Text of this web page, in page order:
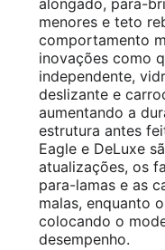
alongado, para-
menores e teto
comportamento
inovações como
independente,
deslizante e
aumentando a
estrutura antes
Eagle e DeLuxe
atualizações, os
para-lamas e as
malas, enquanto
colocando o
desempenho.